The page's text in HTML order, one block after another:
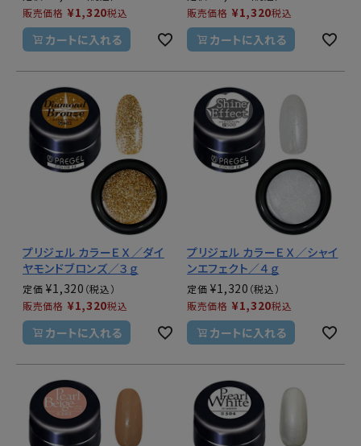
販売価格 ¥1,320税込
カートに入れる
販売価格 ¥1,320税込
カートに入れる
プリジェル カラーＥＸ／ダイ
ヤモンドブロンズ／３ｇ
定価 ¥1,320
販売価格 ¥1,320税込
カートに入れる
プリジェル カラーＥＸ／シャイ
ンエフェクト／４ｇ
定価 ¥1,320
販売価格 ¥1,320税込
カートに入れる